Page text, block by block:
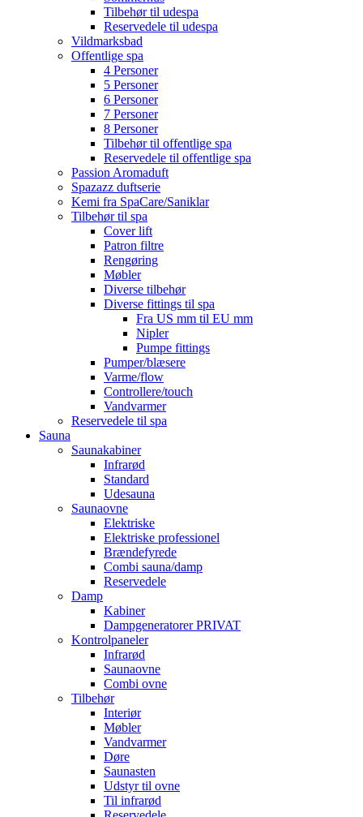
Tilbehør til udespa
Reservedele til udespa
Vildmarksbad
Offentlige spa
4 Personer
5 Personer
6 Personer
7 Personer
8 Personer
Tilbehør til offentlige spa
Reservedele til offentlige spa
Passion Aromaduft
Spazazz duftserie
Kemi fra SpaCare/Saniklar
Tilbehør til spa
Cover lift
Patron filtre
Rengøring
Møbler
Diverse tilbehør
Diverse fittings til spa
Fra US mm til EU mm
Nipler
Pumpe fittings
Pumper/blæsere
Varme/flow
Controllere/touch
Vandvarmer
Reservedele til spa
Sauna
Saunakabiner
Infrarød
Standard
Udesauna
Saunaovne
Elektriske
Elektriske professionel
Brændefyrede
Combi sauna/damp
Reservedele
Damp
Kabiner
Dampgeneratorer PRIVAT
Kontrolpaneler
Infrarød
Saunaovne
Combi ovne
Tilbehør
Interiør
Møbler
Vandvarmer
Døre
Saunasten
Udstyr til ovne
Til infrarød